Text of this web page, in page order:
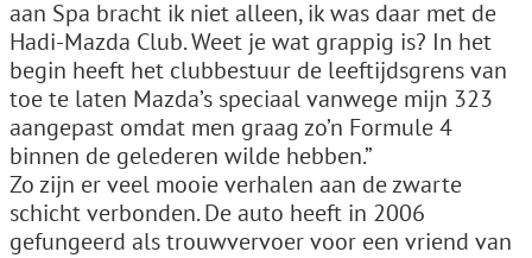
aan Spa bracht ik niet alleen, ik was daar met de
Hadi-Mazda Club. Weet je wat grappig is? In het
begin heeft het clubbestuur de leeftijdsgrens van
toe te laten Mazda’s speciaal vanwege mijn 323
aangepast omdat men graag zo’n Formule 4
binnen de gelederen wilde hebben.”
Zo zijn er veel mooie verhalen aan de zwarte
schicht verbonden. De auto heeft in 2006
gefungeerd als trouwvervoer voor een vriend van